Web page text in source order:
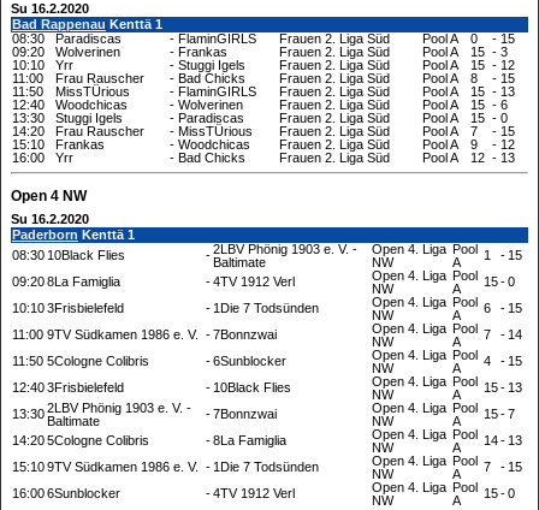
Su 16.2.2020
Bad Rappenau Kenttä 1
08:30
Paradiscas - FlaminGIRLS Frauen 2. Liga Süd Pool A 0 - 15
09:20
Wolverinen - Frankas Frauen 2. Liga Süd Pool A 15 - 3
10:10
Yrr - Stuggi Igels Frauen 2. Liga Süd Pool A 15 - 12
11:00
Frau Rauscher - Bad Chicks Frauen 2. Liga Süd Pool A 8 - 15
11:50
MissTÜrious - FlaminGIRLS Frauen 2. Liga Süd Pool A 15 - 13
12:40
Woodchicas - Wolverinen Frauen 2. Liga Süd Pool A 15 - 6
13:30
Stuggi Igels - Paradiscas Frauen 2. Liga Süd Pool A 15 - 0
14:20
Frau Rauscher - MissTÜrious Frauen 2. Liga Süd Pool A 7 - 15
15:10
Frankas - Woodchicas Frauen 2. Liga Süd Pool A 9 - 12
16:00
Yrr - Bad Chicks Frauen 2. Liga Süd Pool A 12 - 13
Open 4 NW
Su 16.2.2020
Paderborn Kenttä 1
08:30 10Black Flies -2LBV Phönig 1903 e. V. -
Baltimate
Open 4. Liga
NW
Pool
A
1 - 15
09:208La Famiglia -4TV 1912 Verl
Open 4. Liga
NW
Pool
A
15-0
10:103Frisbielefeld - 1Die 7 Todsünden
Open 4. Liga
NW
Pool
A
6 - 15
11:00 9TV Südkamen 1986 e. V. -7Bonnzwai
Open 4. Liga
NW
Pool
A
7 - 14
11:50 5Cologne Colibris -6Sunblocker
Open 4. Liga
NW
Pool
A
4 - 15
12:403Frisbielefeld - 10Black Flies
Open 4. Liga
NW
Pool
A
15- 13
13:302LBV Phönig 1903 e. V. -
Baltimate
-7Bonnzwai
Open 4. Liga
NW
Pool
A
15-7
14:205Cologne Colibris -8La Famiglia
Open 4. Liga
NW
Pool
A
14- 13
15:109TV Südkamen 1986 e. V. - 1Die 7 Todsünden
Open 4. Liga
NW
Pool
A
7 - 15
16:006Sunblocker -4TV 1912 Verl
Open 4. Liga
NW
Pool
A
15-0